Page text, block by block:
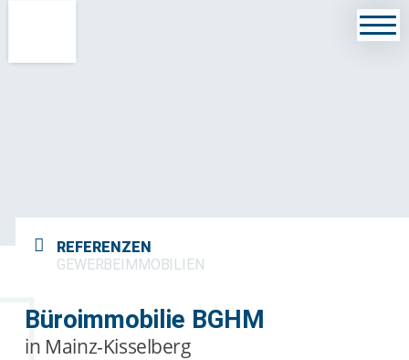
REFERENZEN
GEWERBEIMMOBILIEN
Büroimmobilie BGHM
in Mainz-Kisselberg